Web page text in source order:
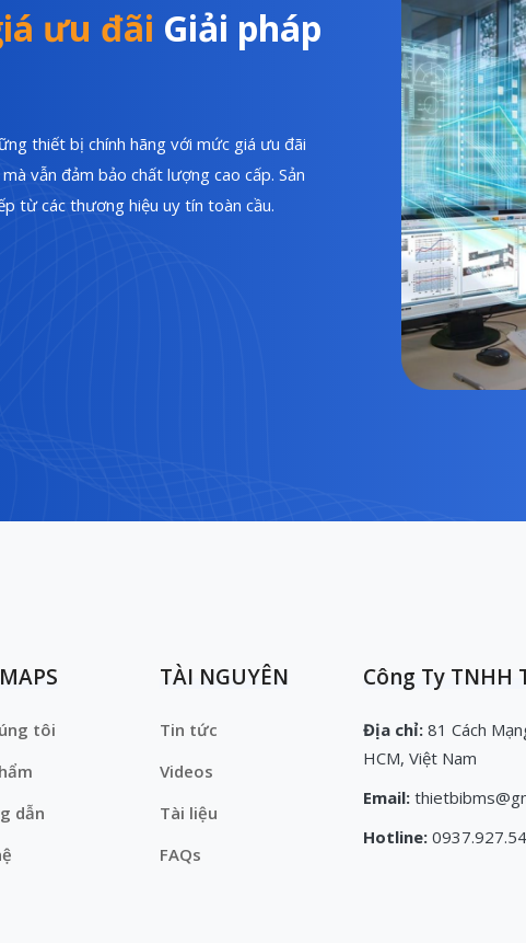
ưu đãi Giải pháp
thiết bị chính hãng với mức giá ưu đãi
vẫn đảm bảo chất lượng cao cấp. Sản
từ các thương hiệu uy tín toàn cầu.
tôi
dẫn
TÀI NGUYÊN
Tin tức
Videos
Tài liệu
FAQs
Công Ty TNHH
Địa chỉ: 81 Cách
HCM, Việt Nam
Email:
Hotline: